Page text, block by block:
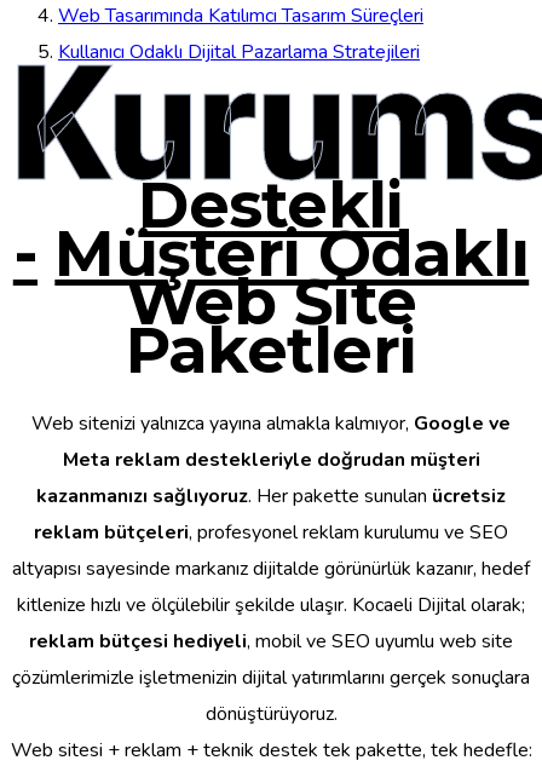
Web Tasarımında Katılımcı Tasarım Süreçleri
Kullanıcı Odaklı Dijital Pazarlama Stratejileri
Destekli
- Müşteri Odaklı
Web Site
Paketleri
Web sitenizi yalnızca yayına almakla kalmıyor, Google ve
Meta reklam destekleriyle doğrudan müşteri
kazanmanızı sağlıyoruz. Her pakette sunulan ücretsiz
reklam bütçeleri, profesyonel reklam kurulumu ve SEO
altyapısı sayesinde markanız dijitalde görünürlük kazanır, hedef
kitlenize hızlı ve ölçülebilir şekilde ulaşır. Kocaeli Dijital olarak;
reklam bütçesi hediyeli, mobil ve SEO uyumlu web site
çözümlerimizle işletmenizin dijital yatırımlarını gerçek sonuçlara
dönüştürüyoruz.
Web sitesi + reklam + teknik destek tek pakette, tek hedefle: